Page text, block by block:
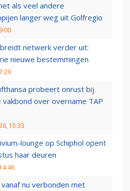
als veel andere
langer weg uit Golfregio
breidt netwerk verder uit:
nieuwe bestemmingen
probeert onrust bij
over overname TAP
15:33
lounge op Schiphol opent
haar deuren
nu verbonden met